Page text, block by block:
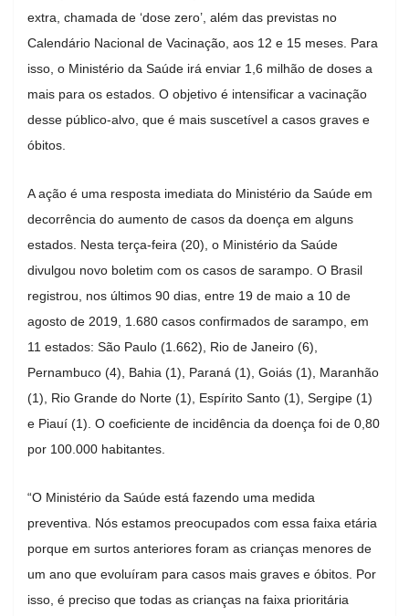
extra, chamada de ‘dose zero’, além das previstas no
Calendário Nacional de Vacinação, aos 12 e 15 meses. Para
isso, o Ministério da Saúde irá enviar 1,6 milhão de doses a
mais para os estados. O objetivo é intensificar a vacinação
desse público-alvo, que é mais suscetível a casos graves e
óbitos.
A ação é uma resposta imediata do Ministério da Saúde em
decorrência do aumento de casos da doença em alguns
estados. Nesta terça-feira (20), o Ministério da Saúde
divulgou novo boletim com os casos de sarampo. O Brasil
registrou, nos últimos 90 dias, entre 19 de maio a 10 de
agosto de 2019, 1.680 casos confirmados de sarampo, em
11 estados: São Paulo (1.662), Rio de Janeiro (6),
Pernambuco (4), Bahia (1), Paraná (1), Goiás (1), Maranhão
(1), Rio Grande do Norte (1), Espírito Santo (1), Sergipe (1)
e Piauí (1). O coeficiente de incidência da doença foi de 0,80
por 100.000 habitantes.
“O Ministério da Saúde está fazendo uma medida
preventiva. Nós estamos preocupados com essa faixa etária
porque em surtos anteriores foram as crianças menores de
um ano que evoluíram para casos mais graves e óbitos. Por
isso, é preciso que todas as crianças na faixa prioritária